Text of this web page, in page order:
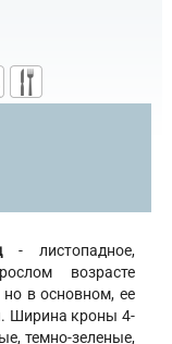
- листопадное,
возрасте
в основном, ее
Ширина кроны 4-
темно-зеленые,